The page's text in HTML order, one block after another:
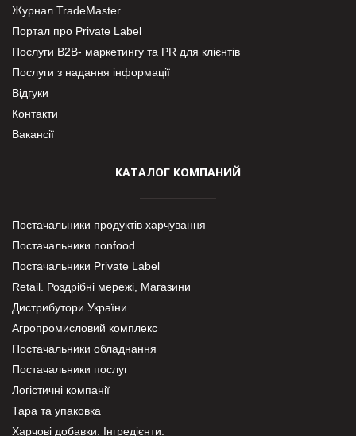
Журнал TradeMaster
Портал про Private Label
Послуги В2В- маркетингу та PR для клієнтів
Послуги з надання інформації
Відгуки
Контакти
Вакансії
КАТАЛОГ КОМПАНИЙ
Постачальники продуктів харчування
Постачальники nonfood
Постачальники Private Label
Retail. Роздрібні мережі, Магазини
Дистрибутори України
Агропромисловий комплекс
Постачальники обладнання
Постачальники послуг
Логістичні компанії
Тара та упаковка
Харчові добавки. Інгредієнти.